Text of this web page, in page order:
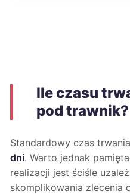
Ile czasu
pod trawnik?
Standardowy czas
dni. Warto jednak
realizacji jest ściśle
skomplikowania zlecenia